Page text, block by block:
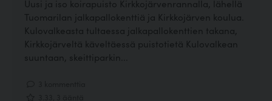
Uusi ja iso koirapuisto Kirkkojärvenrannalla, lähellä
Tuomarilan jalkapallokenttiä ja Kirkkojärven koulua.
Kulovalkeasta tultaessa jalkapallokenttien takana,
Kirkkojärveltä käveltäessä puistotietä Kulovalkean
suuntaan, skeittiparkin...